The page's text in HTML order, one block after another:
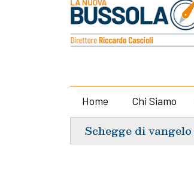
Home Chi Siamo
Schegge di vangelo